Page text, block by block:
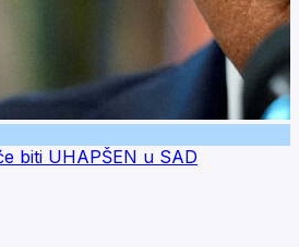
biti UHAPŠEN u SAD